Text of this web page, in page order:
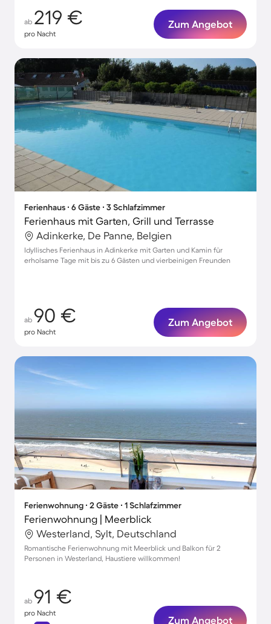
ab 219 €
pro Nacht
Zum Angebot
Ferienhaus ∙ 6 Gäste ∙ 3 Schlafzimmer
Ferienhaus mit Garten, Grill und Terrasse
Adinkerke, De Panne, Belgien
Idyllisches Ferienhaus in Adinkerke mit Garten und Kamin für
erholsame Tage mit bis zu 6 Gästen und vierbeinigen Freunden
ab 90 €
pro Nacht
Zum Angebot
Ferienwohnung ∙ 2 Gäste ∙ 1 Schlafzimmer
Ferienwohnung | Meerblick
Westerland, Sylt, Deutschland
Romantische Ferienwohnung mit Meerblick und Balkon für 2
Personen in Westerland, Haustiere willkommen!
ab 91 €
pro Nacht
Zum Angebot